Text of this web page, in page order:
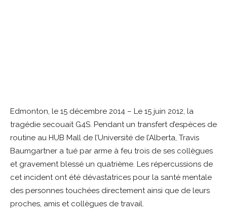
Edmonton, le 15 décembre 2014 – Le 15 juin 2012, la
tragédie secouait G4S. Pendant un transfert d’espèces de
routine au HUB Mall de l’Université de l’Alberta, Travis
Baumgartner a tué par arme à feu trois de ses collègues
et gravement blessé un quatrième. Les répercussions de
cet incident ont été dévastatrices pour la santé mentale
des personnes touchées directement ainsi que de leurs
proches, amis et collègues de travail.